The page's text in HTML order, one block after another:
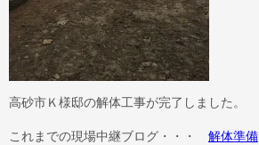
高砂市Ｋ様邸の解体工事が完了しました。
これまでの現場中継ブログ・・・ 解体準備